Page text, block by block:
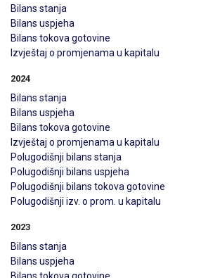
Bilans stanja
Bilans uspjeha
Bilans tokova gotovine
Izvještaj o promjenama u kapitalu
2024
Bilans stanja
Bilans uspjeha
Bilans tokova gotovine
Izvještaj o promjenama u kapitalu
Polugodišnji bilans stanja
Polugodišnji bilans uspjeha
Polugodišnji bilans tokova gotovine
Polugodišnji izv. o prom. u kapitalu
2023
Bilans stanja
Bilans uspjeha